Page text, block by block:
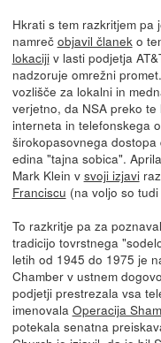
Hkrati s tem razkritjem pa
namreč objavil članek o
lokacijiv lasti podjetja
nadzoruje omrežni
vozlišče za lokalni in
verjetno, da NSA preko
interneta in telefonskega
širokopasovnega
edina "tajna sobica".
Mark Klein v svoji izjavi
Franciscu (na voljo so tudi
To razkritje pa za
tradicijo tovrstnega
letih od 1945 do 1975 je
Chamber v ustnem
podjetji prestrezala vsa
imenovala Operacija
potekala senatna